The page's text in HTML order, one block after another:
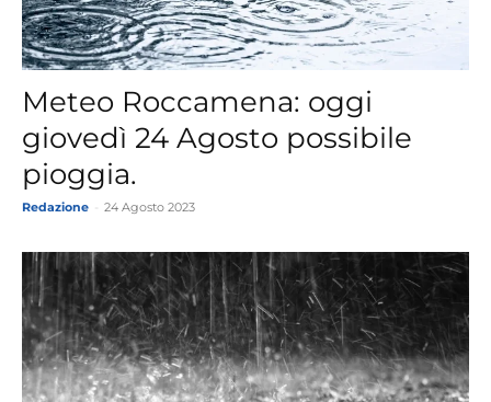
Meteo Roccamena: oggi
giovedì 24 Agosto possibile
pioggia.
Redazione 24 Agosto 2023